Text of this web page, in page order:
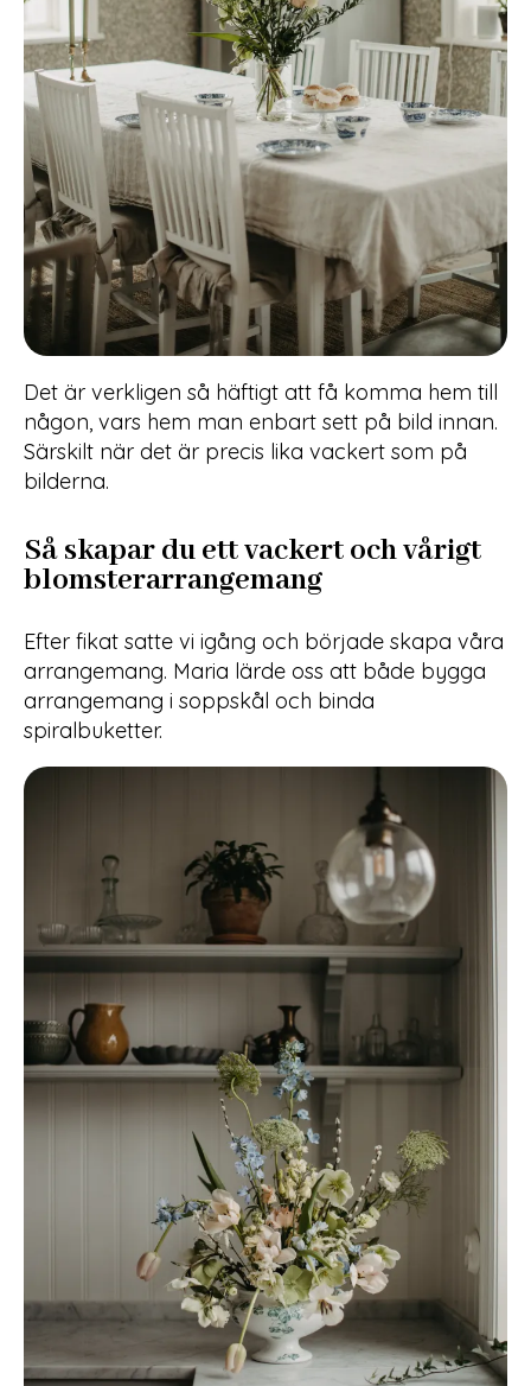
Det är verkligen så häftigt att få komma hem till
någon, vars hem man enbart sett på bild innan.
Särskilt när det är precis lika vackert som på
bilderna.
Så skapar du ett vackert och vårigt
blomsterarrangemang
Efter fikat satte vi igång och började skapa våra
arrangemang. Maria lärde oss att både bygga
arrangemang i soppskål och binda
spiralbuketter.